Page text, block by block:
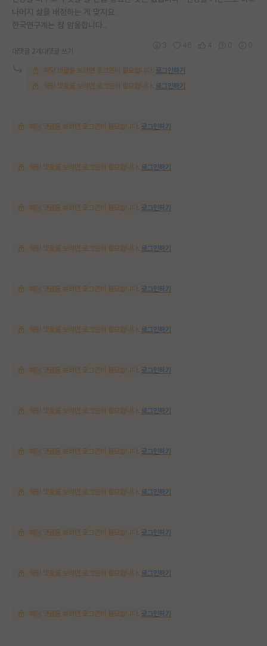
나머지 삶을 배정하는 게 맞지요.
한국연구계는 참 암울합니다..
대댓글 2개 대댓글 쓰기
해당 댓글을 보려면 로그인이 필요합니다. 로그인하기
해당 댓글을 보려면 로그인이 필요합니다. 로그인하기
해당 댓글을 보려면 로그인이 필요합니다. 로그인하기
해당 댓글을 보려면 로그인이 필요합니다. 로그인하기
해당 댓글을 보려면 로그인이 필요합니다. 로그인하기
해당 댓글을 보려면 로그인이 필요합니다. 로그인하기
해당 댓글을 보려면 로그인이 필요합니다. 로그인하기
해당 댓글을 보려면 로그인이 필요합니다. 로그인하기
해당 댓글을 보려면 로그인이 필요합니다. 로그인하기
해당 댓글을 보려면 로그인이 필요합니다. 로그인하기
해당 댓글을 보려면 로그인이 필요합니다. 로그인하기
해당 댓글을 보려면 로그인이 필요합니다. 로그인하기
해당 댓글을 보려면 로그인이 필요합니다. 로그인하기
해당 댓글을 보려면 로그인이 필요합니다. 로그인하기
해당 댓글을 보려면 로그인이 필요합니다. 로그인하기